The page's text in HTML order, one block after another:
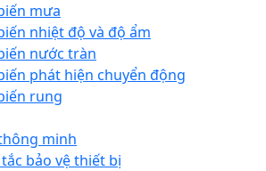
mưa
nhiệt độ và độ ẩm
nước tràn
phát hiện chuyển động
rung
minh
bảo vệ thiết bị